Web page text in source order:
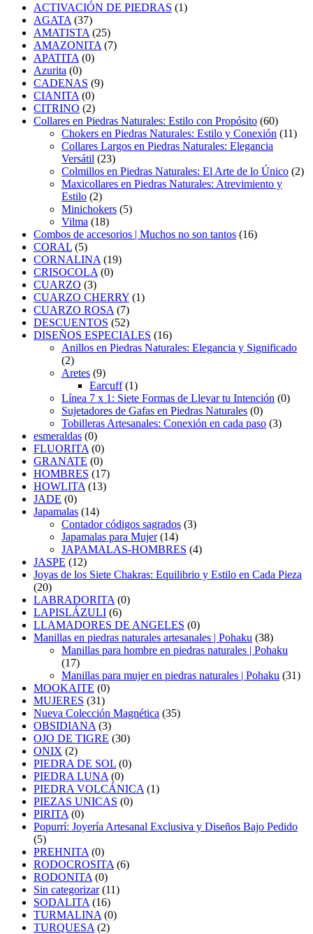
ACTIVACIÓN DE PIEDRAS (1)
AGATA (37)
AMATISTA (25)
AMAZONITA (7)
APATITA (0)
Azurita (0)
CADENAS (9)
CIANITA (0)
CITRINO (2)
Collares en Piedras Naturales: Estilo con Propósito (60)
Chokers en Piedras Naturales: Estilo y Conexión (11)
Collares Largos en Piedras Naturales: Elegancia
Versátil (23)
Colmillos en Piedras Naturales: El Arte de lo Único (2)
Maxicollares en Piedras Naturales: Atrevimiento y
Estilo (2)
Minichokers (5)
Vilma (18)
Combos de accesorios | Muchos no son tantos (16)
CORAL (5)
CORNALINA (19)
CRISOCOLA (0)
CUARZO (3)
CUARZO CHERRY (1)
CUARZO ROSA (7)
DESCUENTOS (52)
DISEÑOS ESPECIALES (16)
Anillos en Piedras Naturales: Elegancia y Significado
(2)
Aretes (9)
Earcuff (1)
Línea 7 x 1: Siete Formas de Llevar tu Intención (0)
Sujetadores de Gafas en Piedras Naturales (0)
Tobilleras Artesanales: Conexión en cada paso (3)
esmeraldas (0)
FLUORITA (0)
GRANATE (0)
HOMBRES (17)
HOWLITA (13)
JADE (0)
Japamalas (14)
Contador códigos sagrados (3)
Japamalas para Mujer (14)
JAPAMALAS-HOMBRES (4)
JASPE (12)
Joyas de los Siete Chakras: Equilibrio y Estilo en Cada Pieza
(20)
LABRADORITA (0)
LAPISLÁZULI (6)
LLAMADORES DE ANGELES (0)
Manillas en piedras naturales artesanales | Pohaku (38)
Manillas para hombre en piedras naturales | Pohaku
(17)
Manillas para mujer en piedras naturales | Pohaku (31)
MOOKAITE (0)
MUJERES (31)
Nueva Colección Magnética (35)
OBSIDIANA (3)
OJO DE TIGRE (30)
ONIX (2)
PIEDRA DE SOL (0)
PIEDRA LUNA (0)
PIEDRA VOLCÁNICA (1)
PIEZAS UNICAS (0)
PIRITA (0)
Popurrí: Joyería Artesanal Exclusiva y Diseños Bajo Pedido
(5)
PREHNITA (0)
RODOCROSITA (6)
RODONITA (0)
Sin categorizar (11)
SODALITA (16)
TURMALINA (0)
TURQUESA (2)